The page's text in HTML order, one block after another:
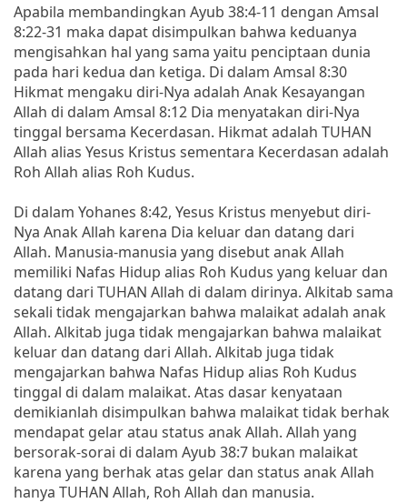
Apabila membandingkan Ayub 38:4-11 dengan Amsal
8:22-31 maka dapat disimpulkan bahwa keduanya
mengisahkan hal yang sama yaitu penciptaan dunia
pada hari kedua dan ketiga. Di dalam Amsal 8:30
Hikmat mengaku diri-Nya adalah Anak Kesayangan
Allah di dalam Amsal 8:12 Dia menyatakan diri-Nya
tinggal bersama Kecerdasan. Hikmat adalah TUHAN
Allah alias Yesus Kristus sementara Kecerdasan adalah
Roh Allah alias Roh Kudus.
Di dalam Yohanes 8:42, Yesus Kristus menyebut diri-
Nya Anak Allah karena Dia keluar dan datang dari
Allah. Manusia-manusia yang disebut anak Allah
memiliki Nafas Hidup alias Roh Kudus yang keluar dan
datang dari TUHAN Allah di dalam dirinya. Alkitab sama
sekali tidak mengajarkan bahwa malaikat adalah anak
Allah. Alkitab juga tidak mengajarkan bahwa malaikat
keluar dan datang dari Allah. Alkitab juga tidak
mengajarkan bahwa Nafas Hidup alias Roh Kudus
tinggal di dalam malaikat. Atas dasar kenyataan
demikianlah disimpulkan bahwa malaikat tidak berhak
mendapat gelar atau status anak Allah. Allah yang
bersorak-sorai di dalam Ayub 38:7 bukan malaikat
karena yang berhak atas gelar dan status anak Allah
hanya TUHAN Allah, Roh Allah dan manusia.